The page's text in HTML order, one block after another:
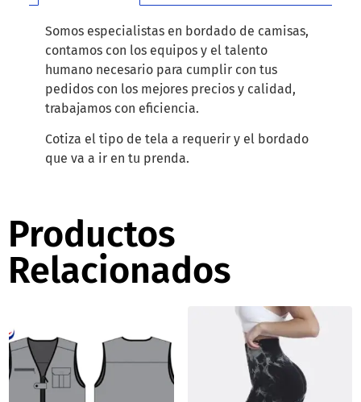
Somos especialistas en bordado de camisas,
contamos con los equipos y el talento
humano necesario para cumplir con tus
pedidos con los mejores precios y calidad,
trabajamos con eficiencia.
Cotiza el tipo de tela a requerir y el bordado
que va a ir en tu prenda.
Productos
Relacionados